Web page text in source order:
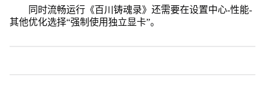
同时流畅运行《百川铸魂录》还需要在设置中心-性能-
其他优化选择“强制使用独立显卡”。